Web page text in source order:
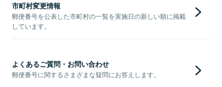
市町村変更情報
郵便番号を公表した市町村の一覧を実施日の新しい順に掲載
しています。
よくあるご質問・お問い合わせ
郵便番号に関するさまざまな疑問にお答えします。